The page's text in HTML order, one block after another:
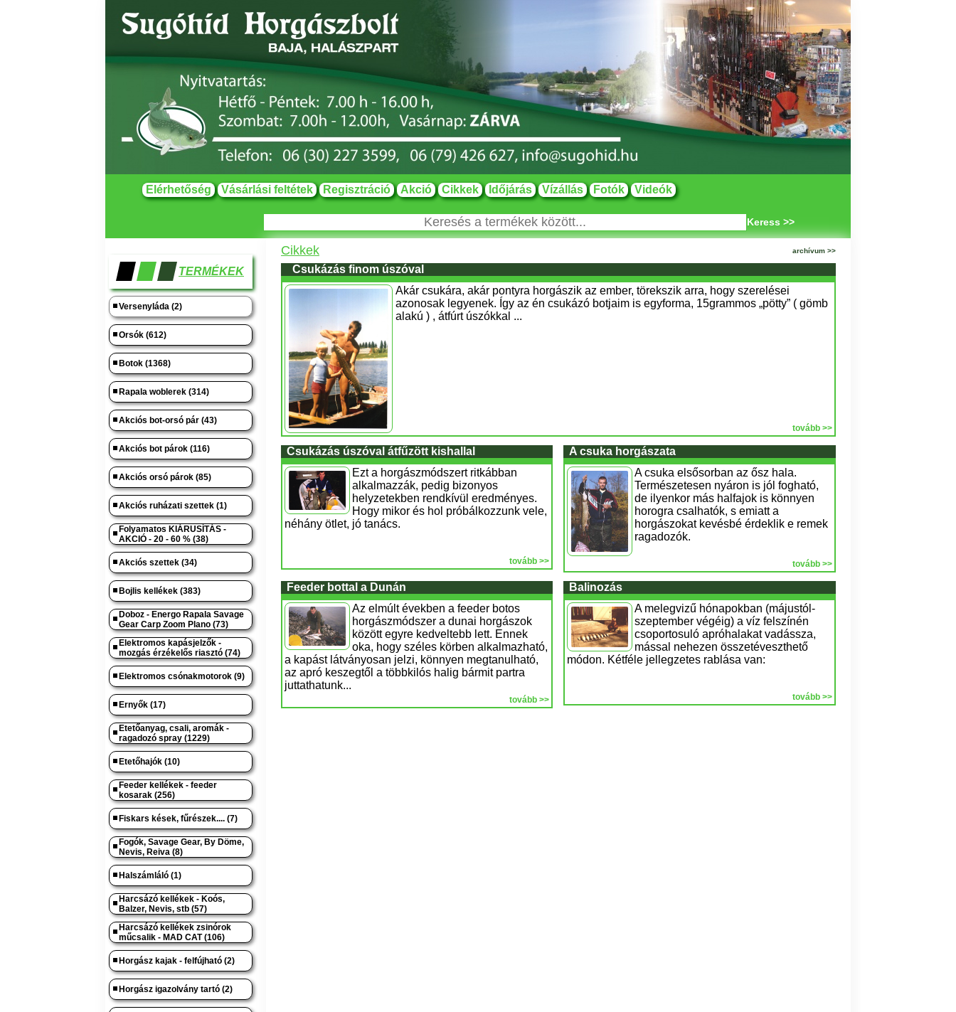
Elérhetőség Vásárlási feltétek Regisztráció Akció Cikkek Időjárás Vízállás Fotók Videók
Keress >>
TERMÉKEK
Versenyláda (2)
Orsók (612)
Botok (1368)
Rapala woblerek (314)
Akciós bot-orsó pár (43)
Akciós bot párok (116)
Akciós orsó párok (85)
Akciós ruházati szettek (1)
Folyamatos KIÁRUSÍTÁS -
AKCIÓ - 20 - 60 % (38)
Akciós szettek (34)
Bojlis kellékek (383)
Doboz - Energo Rapala Savage
Gear Carp Zoom Plano (73)
Elektromos kapásjelzők -
mozgás érzékelős riasztó (74)
Elektromos csónakmotorok (9)
Ernyők (17)
Etetőanyag, csali, aromák -
ragadozó spray (1229)
Etetőhajók (10)
Feeder kellékek - feeder
kosarak (256)
Fiskars kések, fűrészek.... (7)
Fogók, Savage Gear, By Döme,
Nevis, Reiva (8)
Halszámláló (1)
Harcsázó kellékek - Koós,
Balzer, Nevis, stb (57)
Harcsázó kellékek zsinórok
műcsalik - MAD CAT (106)
Horgász kajak - felfújható (2)
Horgász igazolvány tartó (2)
Cikkek archívum >>
Csukázás finom úszóval
Akár csukára, akár pontyra horgászik az ember, törekszik arra, hogy szerelései
azonosak legyenek. Így az én csukázó botjaim is egyforma, 15grammos „pötty” ( gömb
alakú ) , átfúrt úszókkal ...
tovább >>
Csukázás úszóval átfűzött kishallal
Ezt a horgászmódszert ritkábban
alkalmazzák, pedig bizonyos
helyzetekben rendkívül eredményes.
Hogy mikor és hol próbálkozzunk vele,
néhány ötlet, jó tanács.
tovább >>
A csuka horgászata
A csuka elsősorban az ősz hala.
Természetesen nyáron is jól fogható,
de ilyenkor más halfajok is könnyen
horogra csalhatók, s emiatt a
horgászokat kevésbé érdeklik e remek
ragadozók.
tovább >>
Feeder bottal a Dunán
Az elmúlt években a feeder botos
horgászmódszer a dunai horgászok
között egyre kedveltebb lett. Ennek
oka, hogy széles körben alkalmazható,
a kapást látványosan jelzi, könnyen megtanulható,
az apró keszegtől a többkilós halig bármit partra
juttathatunk...
tovább >>
Balinozás
A melegvizű hónapokban (májustól-
szeptember végéig) a víz felszínén
csoportosuló apróhalakat vadássza,
mással nehezen összetéveszthető
módon. Kétféle jellegzetes rablása van:
tovább >>